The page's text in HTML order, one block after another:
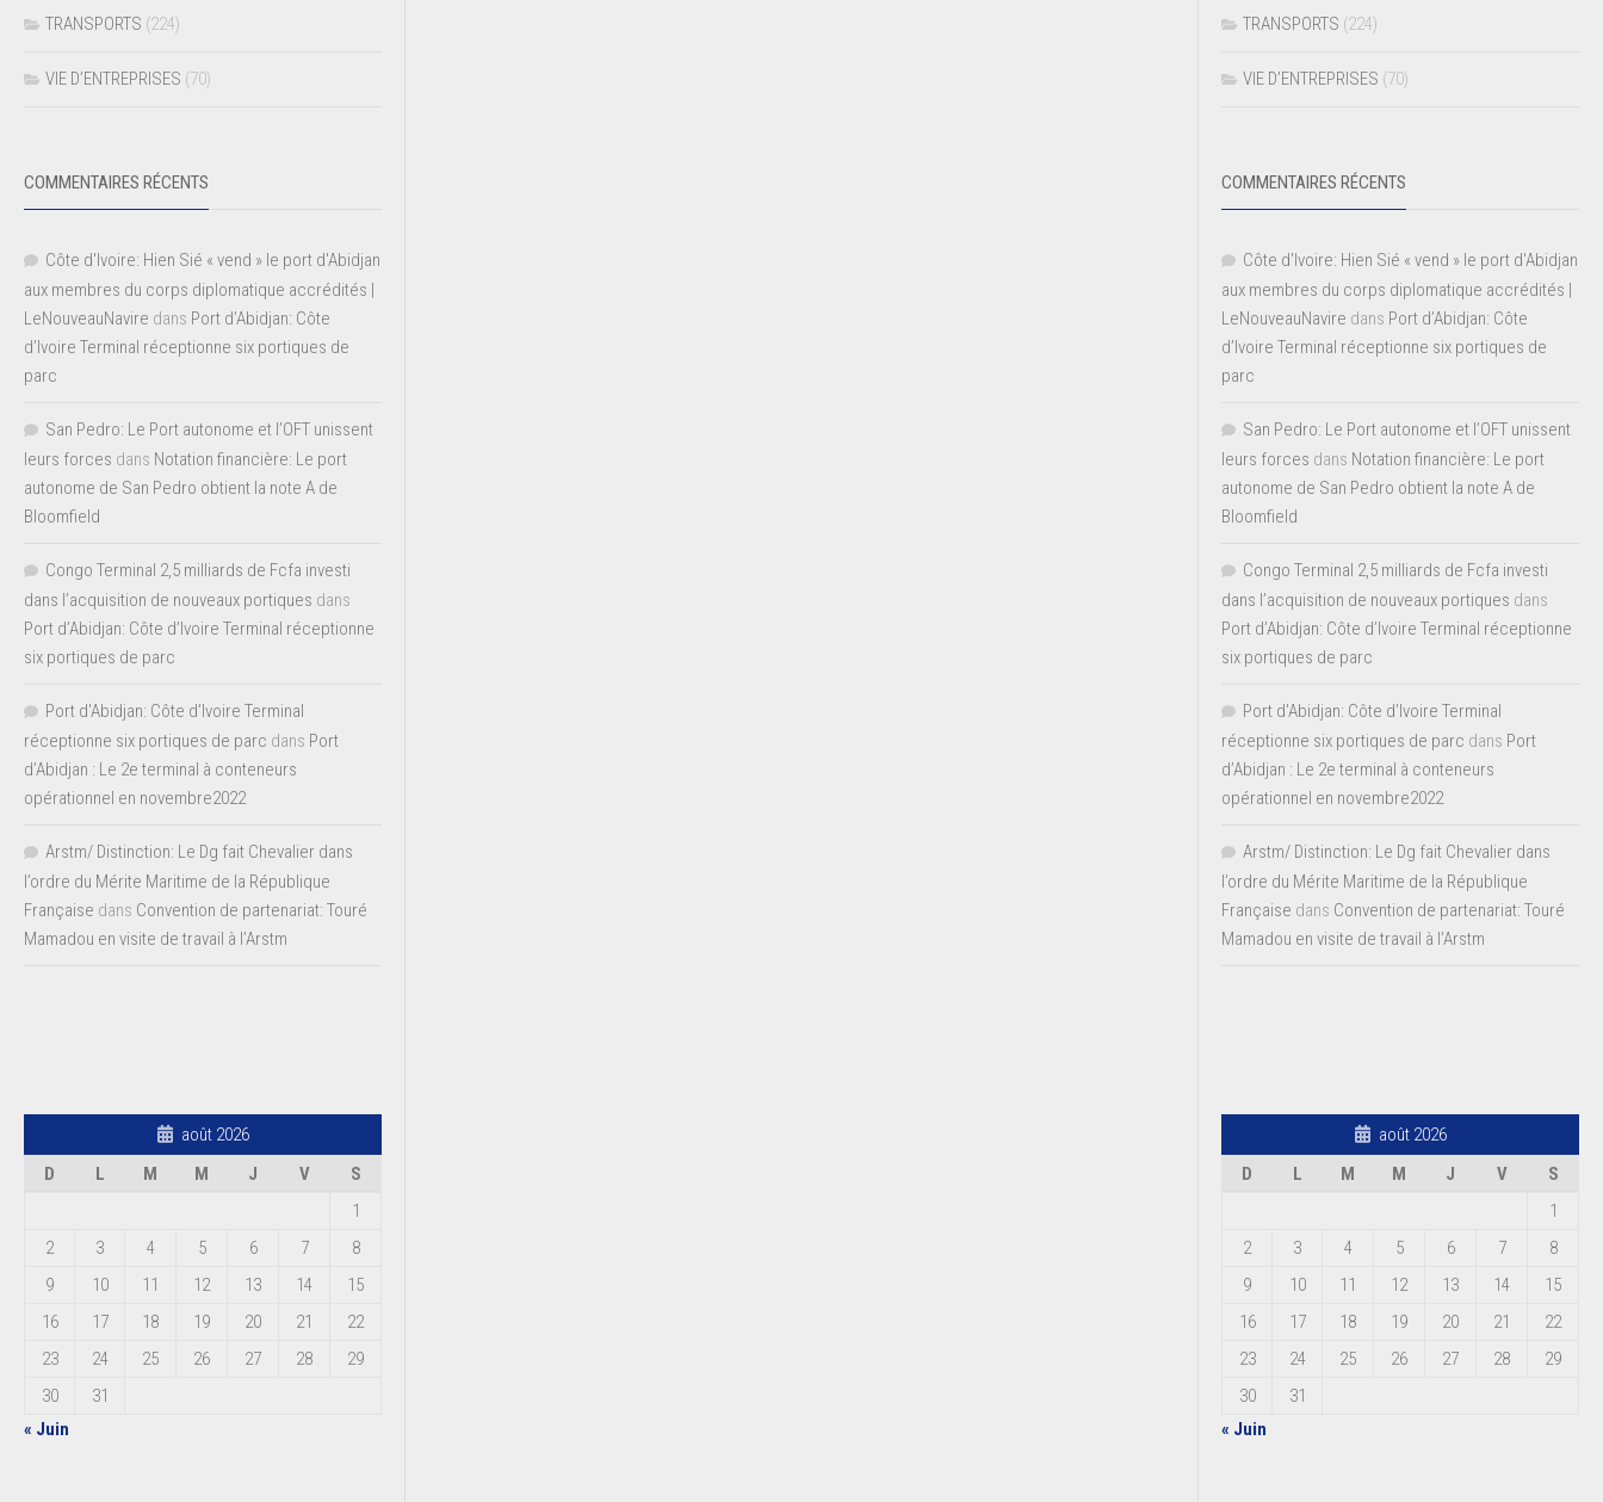
TRANSPORTS (224)
VIE D’ENTREPRISES (70)
COMMENTAIRES RÉCENTS
Côte d'Ivoire: Hien Sié « vend » le port d'Abidjan
aux membres du corps diplomatique accrédités |
LeNouveauNavire dans Port d’Abidjan: Côte
d’Ivoire Terminal réceptionne six portiques de
parc
San Pedro: Le Port autonome et l’OFT unissent
leurs forces dans Notation financière: Le port
autonome de San Pedro obtient la note A de
Bloomfield
Congo Terminal 2,5 milliards de Fcfa investi
dans l’acquisition de nouveaux portiques dans
Port d’Abidjan: Côte d’Ivoire Terminal réceptionne
six portiques de parc
Port d'Abidjan: Côte d’Ivoire Terminal
réceptionne six portiques de parc dans Port
d’Abidjan : Le 2e terminal à conteneurs
opérationnel en novembre2022
Arstm/ Distinction: Le Dg fait Chevalier dans
l’ordre du Mérite Maritime de la République
Française dans Convention de partenariat: Touré
Mamadou en visite de travail à l’Arstm
août 2026
D
L M M J V
S
1
2
3 4 5 6 7
8
9
10 11 12 13 14
15
16
17 18 19 20 21
22
23
24 25 26 27 28
29
30
31
« Juin
TRANSPORTS (224)
VIE D’ENTREPRISES (70)
COMMENTAIRES RÉCENTS
Côte d'Ivoire: Hien Sié « vend » le port d'Abidjan
aux membres du corps diplomatique accrédités |
LeNouveauNavire dans Port d’Abidjan: Côte
d’Ivoire Terminal réceptionne six portiques de
parc
San Pedro: Le Port autonome et l’OFT unissent
leurs forces dans Notation financière: Le port
autonome de San Pedro obtient la note A de
Bloomfield
Congo Terminal 2,5 milliards de Fcfa investi
dans l’acquisition de nouveaux portiques dans
Port d’Abidjan: Côte d’Ivoire Terminal réceptionne
six portiques de parc
Port d'Abidjan: Côte d’Ivoire Terminal
réceptionne six portiques de parc dans Port
d’Abidjan : Le 2e terminal à conteneurs
opérationnel en novembre2022
Arstm/ Distinction: Le Dg fait Chevalier dans
l’ordre du Mérite Maritime de la République
Française dans Convention de partenariat: Touré
Mamadou en visite de travail à l’Arstm
août 2026
D
L M M J V
S
1
2
3 4 5 6 7
8
9
10 11 12 13 14
15
16
17 18 19 20 21
22
23
24 25 26 27 28
29
30
31
« Juin